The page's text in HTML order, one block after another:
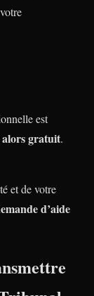
est
alors gratuit.
et de votre
d’aide